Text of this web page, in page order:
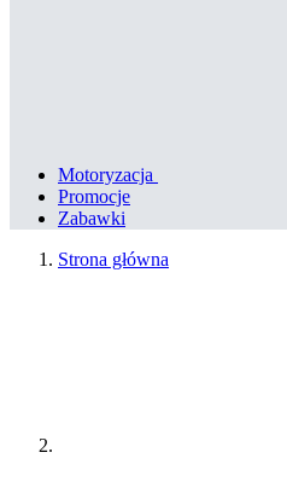
Motoryzacja
Promocje
Zabawki
Strona główna